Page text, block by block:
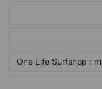
One Life Surfshop :